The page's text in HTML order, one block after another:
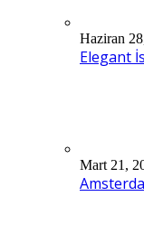
Haziran
Elegant
Mart 21,